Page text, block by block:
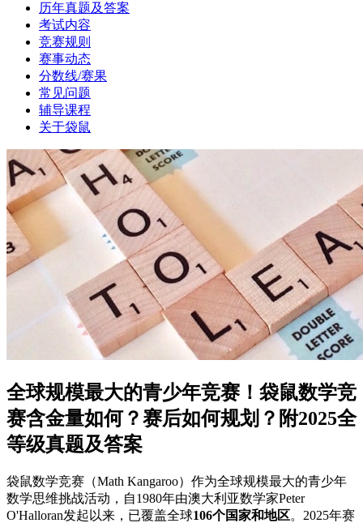
历年真题及答案
考试内容
竞赛规则
赛事动态
分数线/赛果
常见问题
辅导课程
关于袋鼠
全球规模最大的青少年竞赛！袋鼠数学竞
赛含金量如何？赛后如何规划？附2025全
等级真题及答案
袋鼠数学竞赛（Math Kangaroo）作为全球规模最大的青少年
数学思维挑战活动，自1980年由澳大利亚数学家Peter
O'Halloran发起以来，已覆盖全球​​106个国家和地区​​。2025年赛